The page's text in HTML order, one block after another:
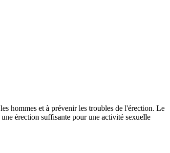
hommes et à prévenir les troubles de l'érection. Le
érection suffisante pour une activité sexuelle